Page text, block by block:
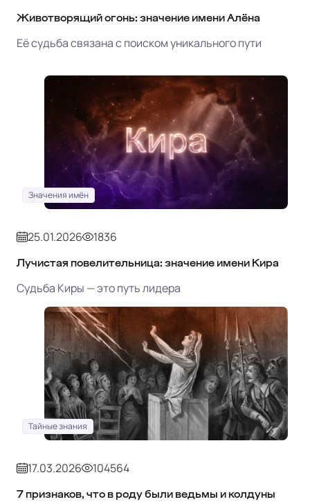
Животворящий огонь: значение имени Алёна
Её судьба связана с поиском уникального пути
Значения имён
25.01.2026 1836
Лучистая повелительница: значение имени Кира
Судьба Киры — это путь лидера
Тайные знания
17.03.2026 104564
7 признаков, что в роду были ведьмы и колдуны